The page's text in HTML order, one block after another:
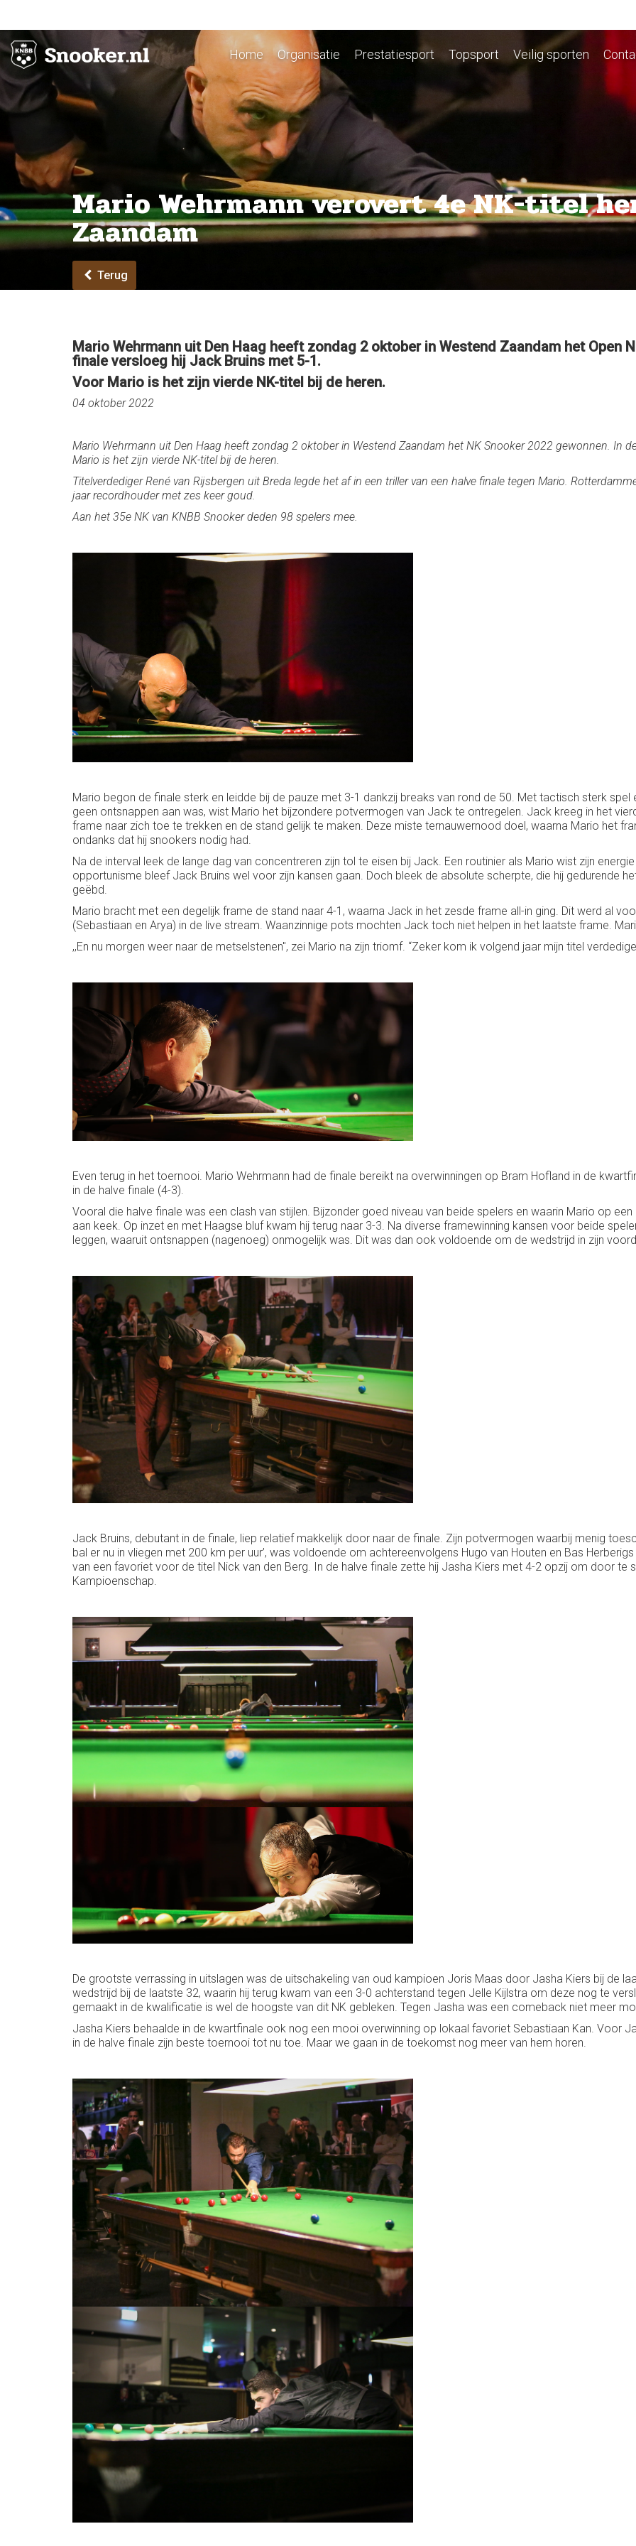
Home Organisatie Prestatiesport Topsport Veilig sporten
Mario Wehrmann verovert 4e NK-titel
Zaandam
Terug
Mario Wehrmann uit Den Haag heeft zondag 2 oktober in Westend Zaandam het Open
finale versloeg hij Jack Bruins met 5-1.
Voor Mario is het zijn vierde NK-titel bij de heren.
04 oktober 2022
Mario Wehrmann uit Den Haag heeft zondag 2 oktober in Westend Zaandam het NK Snooker 2022 gewonnen. In
Mario is het zijn vierde NK-titel bij de heren.
Titelverdediger René van Rijsbergen uit Breda legde het af in een triller van een halve finale tegen Mario.
jaar recordhouder met zes keer goud.
Aan het 35e NK van KNBB Snooker deden 98 spelers mee.
Mario begon de finale sterk en leidde bij de pauze met 3-1 dankzij breaks van rond de 50. Met tactisch sterk
geen ontsnappen aan was, wist Mario het bijzondere potvermogen van Jack te ontregelen. Jack kreeg in het
frame naar zich toe te trekken en de stand gelijk te maken. Deze miste ternauwernood doel, waarna Mario het
ondanks dat hij snookers nodig had.
Na de interval leek de lange dag van concentreren zijn tol te eisen bij Jack. Een routinier als Mario wist zijn
opportunisme bleef Jack Bruins wel voor zijn kansen gaan. Doch bleek de absolute scherpte, die hij gedurende
geëbd.
Mario bracht met een degelijk frame de stand naar 4-1, waarna Jack in het zesde frame all-in ging. Dit werd al
(Sebastiaan en Arya) in de live stream. Waanzinnige pots mochten Jack toch niet helpen in het laatste frame.
,,En nu morgen weer naar de metselstenen", zei Mario na zijn triomf. “Zeker kom ik volgend jaar mijn titel
Even terug in het toernooi. Mario Wehrmann had de finale bereikt na overwinningen op Bram Hofland in de
in de halve finale (4-3).
Vooral die halve finale was een clash van stijlen. Bijzonder goed niveau van beide spelers en waarin Mario op
aan keek. Op inzet en met Haagse bluf kwam hij terug naar 3-3. Na diverse framewinning kansen voor beide
leggen, waaruit ontsnappen (nagenoeg) onmogelijk was. Dit was dan ook voldoende om de wedstrijd in zijn
Jack Bruins, debutant in de finale, liep relatief makkelijk door naar de finale. Zijn potvermogen waarbij menig
bal er nu in vliegen met 200 km per uur’, was voldoende om achtereenvolgens Hugo van Houten en Bas
van een favoriet voor de titel Nick van den Berg. In de halve finale zette hij Jasha Kiers met 4-2 opzij om door te
Kampioenschap.
De grootste verrassing in uitslagen was de uitschakeling van oud kampioen Joris Maas door Jasha Kiers bij de
wedstrijd bij de laatste 32, waarin hij terug kwam van een 3-0 achterstand tegen Jelle Kijlstra om deze nog te
gemaakt in de kwalificatie is wel de hoogste van dit NK gebleken. Tegen Jasha was een comeback niet meer
Jasha Kiers behaalde in de kwartfinale ook nog een mooi overwinning op lokaal favoriet Sebastiaan Kan. Voor
in de halve finale zijn beste toernooi tot nu toe. Maar we gaan in de toekomst nog meer van hem horen.